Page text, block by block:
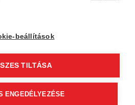
beállítások
TILTÁSA
ENGEDÉLYEZÉSE
11–